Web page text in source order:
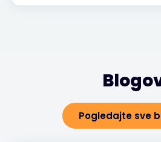
Pogledajte sve